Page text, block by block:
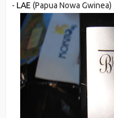
- LAE (Papua Nowa Gwinea)